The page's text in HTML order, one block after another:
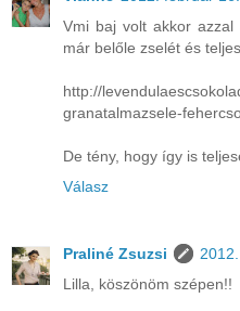
Vmi baj volt akkor azzal
már belőle zselét és
http://
granatalmazsele-
De tény, hogy így is
Válasz
Praliné Zsuzsi
Lilla, köszönöm szépen!!